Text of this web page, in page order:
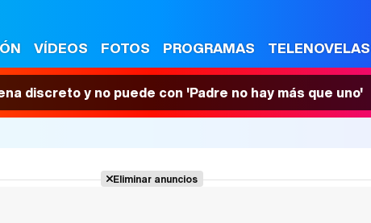
VÍDEOS FOTOS PROGRAMAS TELENOVELAS
discreto y no puede con 'Padre no hay más que uno'
Eliminar anuncios